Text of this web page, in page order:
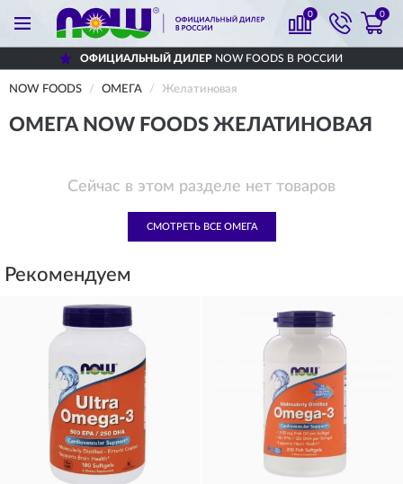
0 0
ОФИЦИАЛЬНЫЙ ДИЛЕРNOW FOODS В РОССИИ
NOW FOODS ОМЕГА Желатиновая
ОМЕГА NOW FOODS ЖЕЛАТИНОВАЯ
Сейчас в этом разделе нет товаров
СМОТРЕТЬ ВСЕ ОМЕГА
Рекомендуем